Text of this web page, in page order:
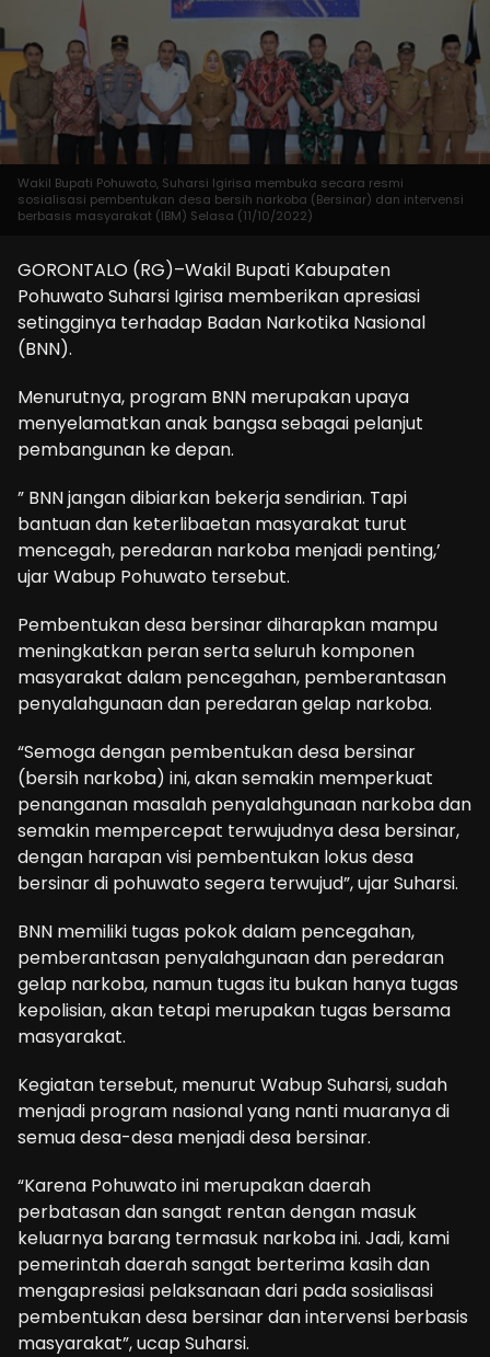
Wakil Bupati Pohuwato, Suharsi Igirisa membuka secara resmi
sosialisasi pembentukan desa bersih narkoba (Bersinar) dan intervensi
berbasis masyarakat (IBM) Selasa (11/10/2022)
GORONTALO (RG)–Wakil Bupati Kabupaten
Pohuwato Suharsi Igirisa memberikan apresiasi
setingginya terhadap Badan Narkotika Nasional
(BNN).
Menurutnya, program BNN merupakan upaya
menyelamatkan anak bangsa sebagai pelanjut
pembangunan ke depan.
” BNN jangan dibiarkan bekerja sendirian. Tapi
bantuan dan keterlibaetan masyarakat turut
mencegah, peredaran narkoba menjadi penting,’
ujar Wabup Pohuwato tersebut.
Pembentukan desa bersinar diharapkan mampu
meningkatkan peran serta seluruh komponen
masyarakat dalam pencegahan, pemberantasan
penyalahgunaan dan peredaran gelap narkoba.
“Semoga dengan pembentukan desa bersinar
(bersih narkoba) ini, akan semakin memperkuat
penanganan masalah penyalahgunaan narkoba dan
semakin mempercepat terwujudnya desa bersinar,
dengan harapan visi pembentukan lokus desa
bersinar di pohuwato segera terwujud”, ujar Suharsi.
BNN memiliki tugas pokok dalam pencegahan,
pemberantasan penyalahgunaan dan peredaran
gelap narkoba, namun tugas itu bukan hanya tugas
kepolisian, akan tetapi merupakan tugas bersama
masyarakat.
Kegiatan tersebut, menurut Wabup Suharsi, sudah
menjadi program nasional yang nanti muaranya di
semua desa-desa menjadi desa bersinar.
“Karena Pohuwato ini merupakan daerah
perbatasan dan sangat rentan dengan masuk
keluarnya barang termasuk narkoba ini. Jadi, kami
pemerintah daerah sangat berterima kasih dan
mengapresiasi pelaksanaan dari pada sosialisasi
pembentukan desa bersinar dan intervensi berbasis
masyarakat”, ucap Suharsi.